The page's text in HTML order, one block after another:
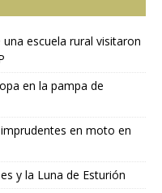
escuela rural visitaron
en la pampa de
en moto en
y la Luna de Esturión